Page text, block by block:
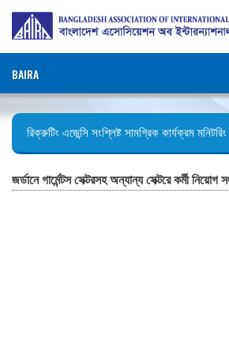
BAIRA
রিক্রুটিং এজেন্সি সংশ্লিষ্ট সামগ্রিক কার্যক্রম মনিটরিং
জর্ডানে গার্মেন্টস সেক্টরসহ অন্যান্য সেক্টরে কর্মী নিয়োগ